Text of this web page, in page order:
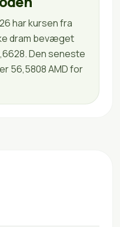
har kursen fra
dram bevæget
Den seneste
56,5808 AMD for